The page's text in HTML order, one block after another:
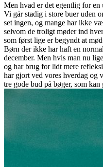
Men hvad er det egentlig for
Vi går stadig i store buer uden
set ingen, og mange har ikke
selvom de troligt møder ind
som først lige er begyndt at
Børn der ikke har haft en
december. Men hvis man nu
og har brug for lidt mere
har gjort ved vores hverdag og
tre gode bud på bøger, som